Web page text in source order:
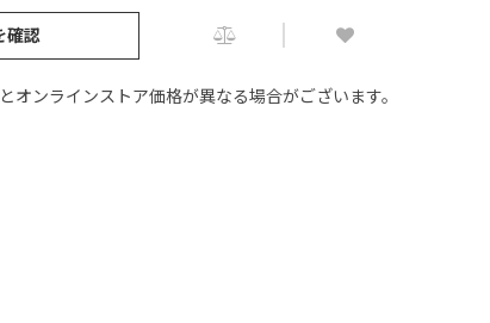
確認
ンラインストア価格が異なる場合がございます。